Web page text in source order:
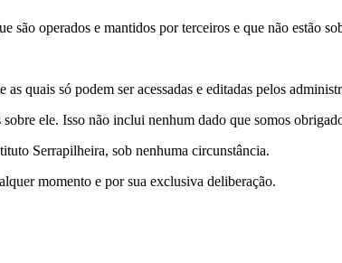
são operados e mantidos por terceiros e que não estão
quais só podem ser acessadas e editadas pelos
ele. Isso não inclui nenhum dado que somos
Serrapilheira, sob nenhuma circunstância.
momento e por sua exclusiva deliberação.